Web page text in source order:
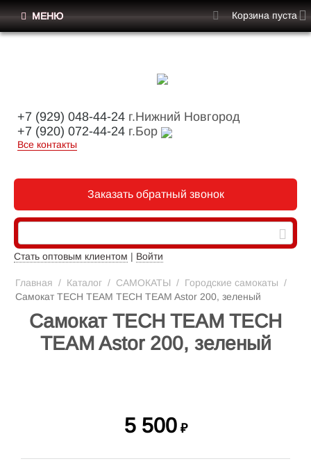
+7 (929) 048-44-24 г.Нижний Новгород
+7 (920) 072-44-24 г.Бор
Все контакты
Заказать обратный звонок
Стать оптовым клиентом | Войти
МЕНЮ Корзина пуста
Главная / Каталог / САМОКАТЫ / Городские самокаты /
Самокат TECH TEAM TECH TEAM Astor 200, зеленый
Самокат TECH TEAM TECH
TEAM Astor 200, зеленый
5 500 ₽